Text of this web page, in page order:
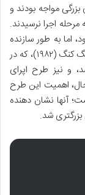
مواجه بودند و
اجرا نرسیدند.
اما به طور سازنده
ای نام و سبک او را تثبیت کرد. پروژه «پیک» در هنگ کنگ (۱۹۸۲)، که در
و نیز طرح اپرای
این حال، اهمیت این طرح
آنها نشان دهنده
بزرگتری شد.